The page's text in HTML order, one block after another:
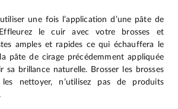
une fois l’application d’une pâte de
le cuir avec votre brosses et
amples et rapides ce qui échauffera le
pâte de cirage précédemment appliquée
sa brillance naturelle. Brosser les brosses
nettoyer, n’utilisez pas de produits